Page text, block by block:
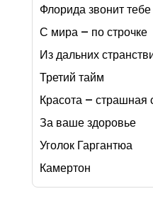
Флорида звонит тебе
С мира – по строчке
Из дальних
Третий тайм
Красота – страшная
За ваше здоровье
Уголок Гаргантюа
Камертон